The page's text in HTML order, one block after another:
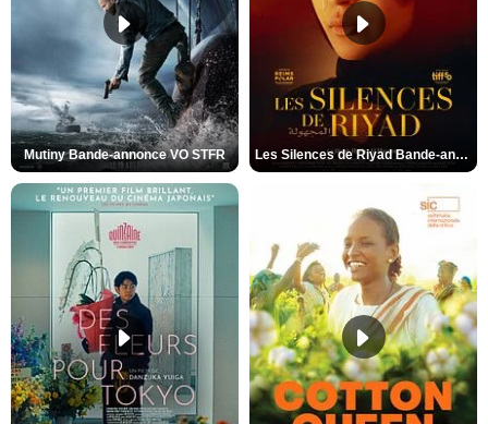
Mutiny Bande-annonce VO STFR Les Silences de Riyad Bande-annonce VO STFR